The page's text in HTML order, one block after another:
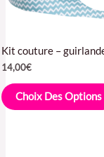
Kit couture –
14,00€
Choix Des Options